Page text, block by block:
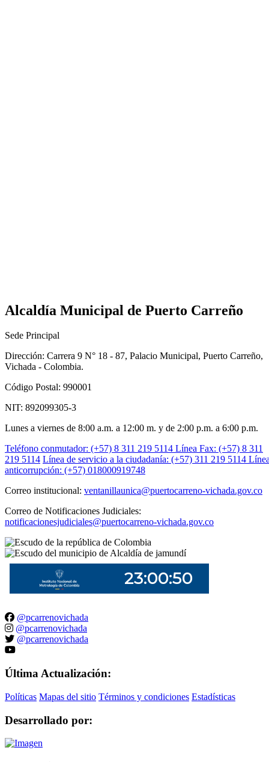
Alcaldía Municipal de Puerto Carreño
Sede Principal
Dirección: Carrera 9 N° 18 - 87, Palacio Municipal, Puerto Carreño,
Vichada - Colombia.
Código Postal: 990001
NIT: 892099305-3
Lunes a viernes de 8:00 a.m. a 12:00 m. y de 2:00 p.m. a 6:00 p.m.
Teléfono conmutador: (+57) 8 311 219 5114 Línea Fax: (+57) 8 311
219 5114 Línea de servicio a la ciudadanía: (+57) 311 219 5114
anticorrupción: (+57) 018000919748
Correo institucional: ventanillaunica@puertocarreno-vichada.gov.co
Correo de Notificaciones Judiciales:
notificacionesjudiciales@puertocarreno-vichada.gov.co
@pcarrenovichada
@pcarrenovichada
@pcarrenovichada
Última Actualización:
Políticas Mapas del sitio Términos y condiciones Estadísticas
Desarrollado por: